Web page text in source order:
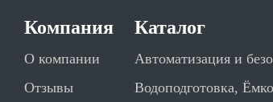
Компания
О компании
Отзывы
Каталог
Автоматизация и
Водоподготовка,